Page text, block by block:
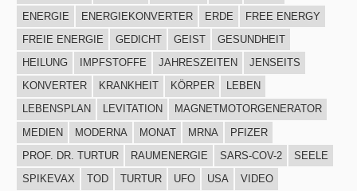
ENERGIE
ENERGIEKONVERTER ERDE
FREE ENERGY
FREIE ENERGIE
GEDICHT GEIST
GESUNDHEIT
HEILUNG
IMPFSTOFFE JAHRESZEITEN
JENSEITS
KONVERTER
KRANKHEIT KÖRPER
LEBEN
LEBENSPLAN
LEVITATION
MAGNETMOTORGENERATOR
MEDIEN
MODERNA MONAT MRNA
PFIZER
PROF. DR. TURTUR
RAUMENERGIE SARS-COV-2
SEELE
SPIKEVAX
TOD TURTUR UFO USA
VIDEO